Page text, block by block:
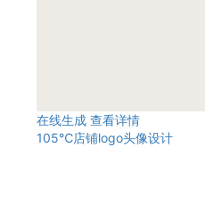
在线生成 查看详情
105℃店铺logo头像设计